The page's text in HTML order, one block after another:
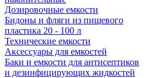
Дозировочные емкости
Бидоны и фляги из пищевого
пластика 20 - 100 л
Технические емкости
Аксессуары для емкостей
Баки и емкости для антисептиков
и дезинфицирующих жидкостей